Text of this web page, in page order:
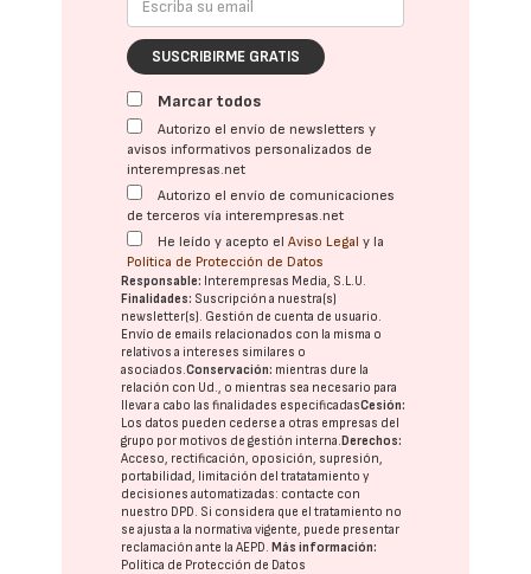
SUSCRIBIRME GRATIS
Marcar todos
Autorizo el envío de newsletters y
avisos informativos personalizados de
interempresas.net
Autorizo el envío de comunicaciones
de terceros vía interempresas.net
He leído y acepto elAviso Legal y la
Política de Protección de Datos
Responsable: Interempresas Media, S.L.U.
Finalidades: Suscripción a nuestra(s)
newsletter(s). Gestión de cuenta de usuario.
Envío de emails relacionados con la misma o
relativos a intereses similares o
asociados.Conservación: mientras dure la
relación con Ud., o mientras sea necesario para
llevar a cabo las finalidades especificadasCesión:
Los datos pueden cederse a otras empresas del
grupo por motivos de gestión interna.Derechos:
Acceso, rectificación, oposición, supresión,
portabilidad, limitación del tratatamiento y
decisiones automatizadas: contacte con
nuestro DPD . Si considera que el tratamiento no
se ajusta a la normativa vigente, puede presentar
reclamación ante laAEPD .Más información:
Política de Protección de Datos